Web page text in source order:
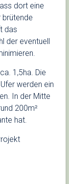
dort eine
brütende
das
der eventuell
1,5ha. Die
werden ein
In der Mitte
200m²
hat.